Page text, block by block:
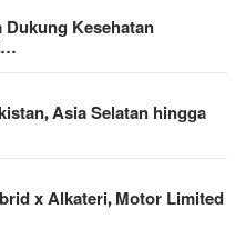
Kesehatan
Asia Selatan hingga
x Alkateri, Motor Limited